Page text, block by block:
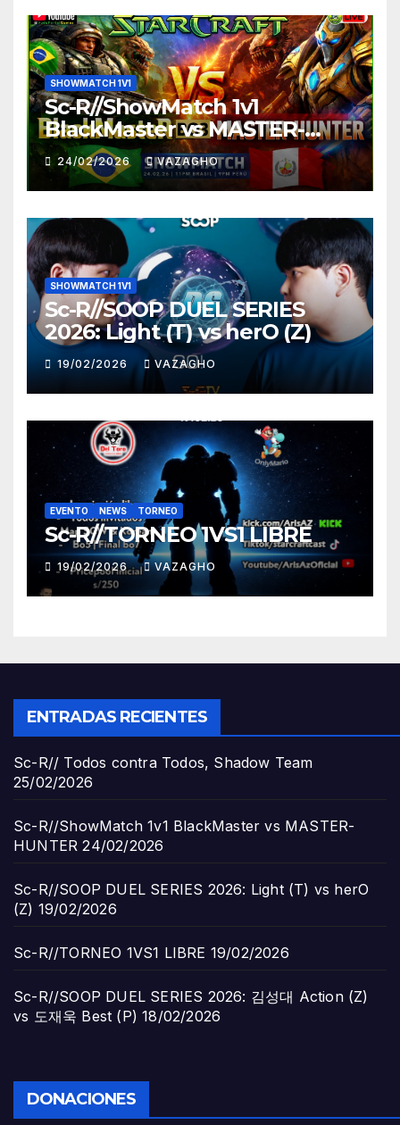
SHOWMATCH 1V1
Sc-R//ShowMatch 1v1
BlackMaster vs MASTER-
HUNTER
24/02/2026 VAZAGHO
SHOWMATCH 1V1
Sc-R//SOOP DUEL SERIES
2026: Light (T) vs herO (Z)
19/02/2026 VAZAGHO
EVENTO NEWS TORNEO
Sc-R//TORNEO 1VS1 LIBRE
19/02/2026 VAZAGHO
ENTRADAS RECIENTES
Sc-R// Todos contra Todos, Shadow Team
25/02/2026
Sc-R//ShowMatch 1v1 BlackMaster vs MASTER-
HUNTER 24/02/2026
Sc-R//SOOP DUEL SERIES 2026: Light (T) vs herO
(Z) 19/02/2026
Sc-R//TORNEO 1VS1 LIBRE 19/02/2026
Sc-R//SOOP DUEL SERIES 2026: 김성대 Action (Z)
vs 도재욱 Best (P) 18/02/2026
DONACIONES